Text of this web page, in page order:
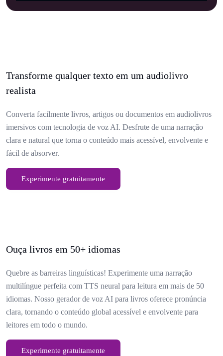
Transforme qualquer texto em um audiolivro
realista
Converta facilmente livros, artigos ou documentos em audiolivros
imersivos com tecnologia de voz AI. Desfrute de uma narração
clara e natural que torna o conteúdo mais acessível, envolvente e
fácil de absorver.
Experimente gratuitamente
Ouça livros em 50+ idiomas
Quebre as barreiras linguísticas! Experimente uma narração
multilíngue perfeita com TTS neural para leitura em mais de 50
idiomas. Nosso gerador de voz AI para livros oferece pronúncia
clara, tornando o conteúdo global acessível e envolvente para
leitores em todo o mundo.
Experimente gratuitamente